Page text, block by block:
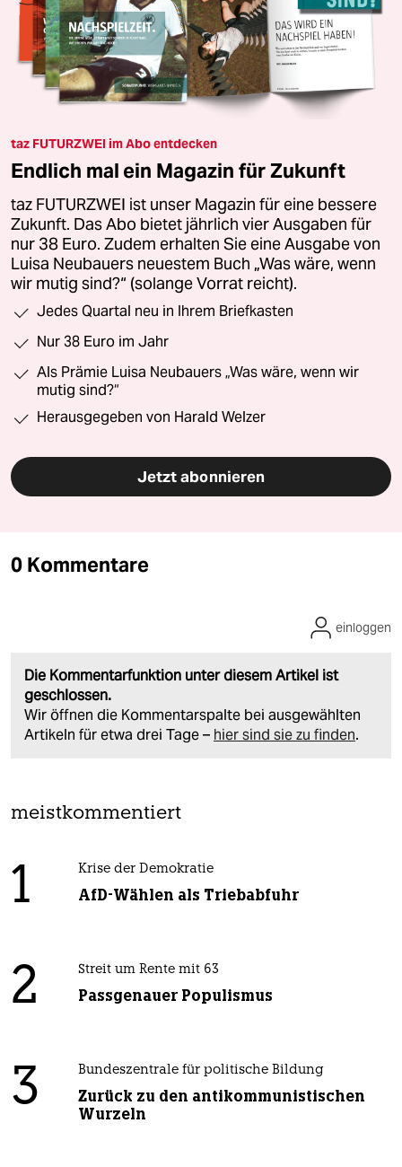
taz FUTURZWEI im Abo entdecken
Endlich mal ein Magazin für Zukunft
taz FUTURZWEI ist unser Magazin für eine bessere
Zukunft. Das Abo bietet jährlich vier Ausgaben für
nur 38 Euro. Zudem erhalten Sie eine Ausgabe von
Luisa Neubauers neuestem Buch „Was wäre, wenn
wir mutig sind?“ (solange Vorrat reicht).
Jedes Quartal neu in Ihrem Briefkasten
Nur 38 Euro im Jahr
Als Prämie Luisa Neubauers „Was wäre, wenn wir
mutig sind?“
Herausgegeben von Harald Welzer
Jetzt abonnieren
0 Kommentare
Die Kommentarfunktion unter diesem Artikel ist
geschlossen.
Wir öffnen die Kommentarspalte bei ausgewählten
Artikeln für etwa drei Tage – hier sind sie zu finden.
einloggen
meistkommentiert
1 Krise der Demokratie
AfD-Wählen als Triebabfuhr
2 Streit um Rente mit 63
Passgenauer Populismus
3 Bundeszentrale für politische Bildung
Zurück zu den antikommunistischen
Wurzeln